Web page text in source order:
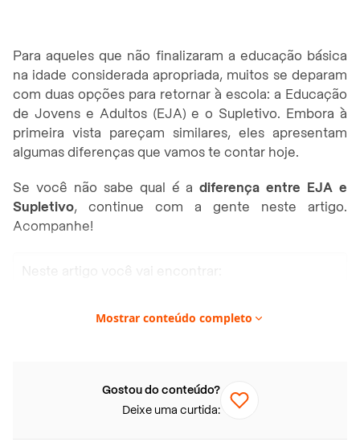
Para aqueles que não finalizaram a educação básica
na idade considerada apropriada, muitos se deparam
com duas opções para retornar à escola: a Educação
de Jovens e Adultos (EJA) e o Supletivo. Embora à
primeira vista pareçam similares, eles apresentam
algumas diferenças que vamos te contar hoje.
Se você não sabe qual é adiferença entre EJA e
Supletivo, continue com a gente neste artigo.
Acompanhe!
Neste artigo você vai encontrar:
Como o supletivo surgiu no Brasil?
Qual é o valor médio de um curso supletivo?
Mostrar conteúdo completo
Gostou do conteúdo?
Deixe uma curtida: